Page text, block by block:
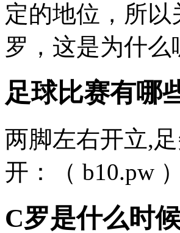
定的地位，所
罗，这是为什么
足球比赛有哪
两脚左右开立,
开：（ b10.pw ）
C罗是什么时